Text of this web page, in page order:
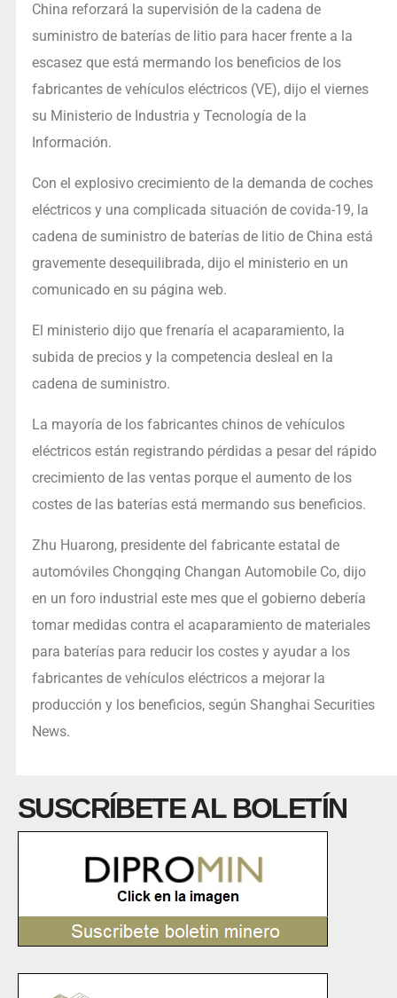
China reforzará la supervisión de la cadena de
suministro de baterías de litio para hacer frente a la
escasez que está mermando los beneficios de los
fabricantes de vehículos eléctricos (VE), dijo el viernes
su Ministerio de Industria y Tecnología de la
Información.
Con el explosivo crecimiento de la demanda de coches
eléctricos y una complicada situación de covida-19, la
cadena de suministro de baterías de litio de China está
gravemente desequilibrada, dijo el ministerio en un
comunicado en su página web.
El ministerio dijo que frenaría el acaparamiento, la
subida de precios y la competencia desleal en la
cadena de suministro.
La mayoría de los fabricantes chinos de vehículos
eléctricos están registrando pérdidas a pesar del rápido
crecimiento de las ventas porque el aumento de los
costes de las baterías está mermando sus beneficios.
Zhu Huarong, presidente del fabricante estatal de
automóviles Chongqing Changan Automobile Co, dijo
en un foro industrial este mes que el gobierno debería
tomar medidas contra el acaparamiento de materiales
para baterías para reducir los costes y ayudar a los
fabricantes de vehículos eléctricos a mejorar la
producción y los beneficios, según Shanghai Securities
News.
SUSCRÍBETE AL BOLETÍN